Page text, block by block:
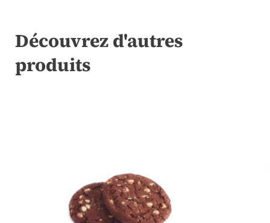
Découvrez d'autres
produits